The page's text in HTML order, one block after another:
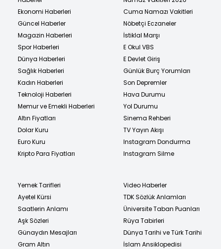
Ekonomi Haberleri
Güncel Haberler
Magazin Haberleri
Spor Haberleri
Dünya Haberleri
Sağlık Haberleri
Kadın Haberleri
Teknoloji Haberleri
Memur ve Emekli Haberleri
Altın Fiyatları
Dolar Kuru
Euro Kuru
Kripto Para Fiyatları
Cuma Namazı Vakitleri
Nöbetçi Eczaneler
İstiklal Marşı
E Okul VBS
E Devlet Giriş
Günlük Burç Yorumları
Son Depremler
Hava Durumu
Yol Durumu
Sinema Rehberi
TV Yayın Akışı
Instagram Dondurma
Instagram Silme
Yemek Tarifleri
Ayetel Kürsi
Saatlerin Anlamı
Aşk Sözleri
Günaydın Mesajları
Gram Altın
Video Haberler
TDK Sözlük Anlamları
Üniversite Taban Puanları
Rüya Tabirleri
Dünya Tarihi ve Türk Tarihi
İslam Ansiklopedisi